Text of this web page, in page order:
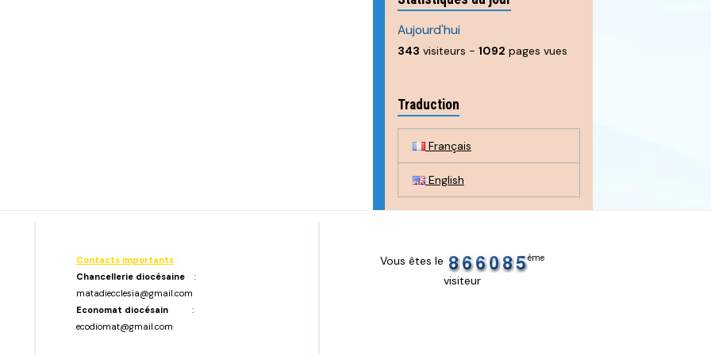
Aujourd'hui
343 visiteurs -1092 pages vues
Traduction
Français
English
Contacts importants:
Chancellerie diocésaine:
matadiecclesia@gmail.com
Economat diocésain:
ecodiomat@gmail.com
Vous êtes le ème
visiteur